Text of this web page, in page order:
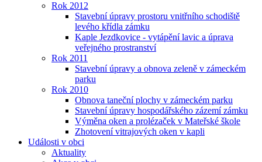
Rok 2012
Stavební úpravy prostoru vnitřního schodiště
levého křídla zámku
Kaple Jezdkovice - vytápění lavic a úprava
veřejného prostranství
Rok 2011
Stavební úpravy a obnova zeleně v zámeckém
parku
Rok 2010
Obnova taneční plochy v zámeckém parku
Stavební úpravy hospodářského zázemí zámku
Výměna oken a prolézaček v Mateřské škole
Zhotovení vitrajových oken v kapli
Události v obci
Aktuality